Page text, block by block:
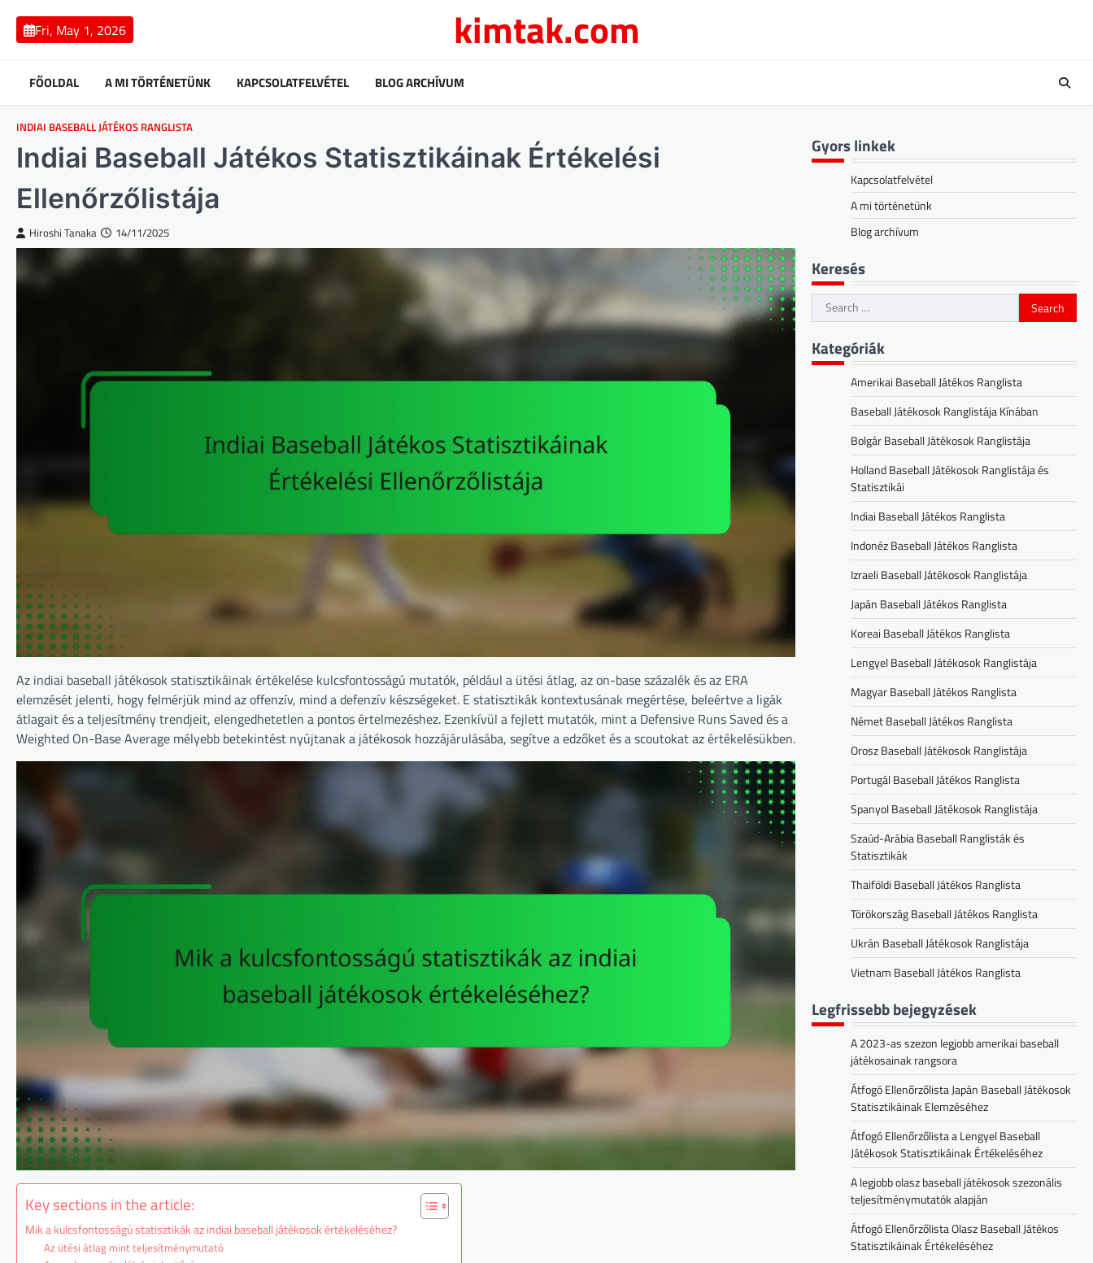
content
Fri, May 1, 2026 kimtak.com
FŐOLDAL A MI TÖRTÉNETÜNK KAPCSOLATFELVÉTEL BLOG ARCHÍVUM
INDIAI BASEBALL JÁTÉKOS RANGLISTA
Indiai Baseball Játékos Statisztikáinak Értékelési
Ellenőrzőlistája
Hiroshi Tanaka 14/11/2025
Az indiai baseball játékosok statisztikáinak értékelése kulcsfontosságú mutatók, például a ütési átlag, az on-base százalék és az ERA
elemzését jelenti, hogy felmérjük mind az offenzív, mind a defenzív készségeket. E statisztikák kontextusának megértése, beleértve a ligák
átlagait és a teljesítmény trendjeit, elengedhetetlen a pontos értelmezéshez. Ezenkívül a fejlett mutatók, mint a Defensive Runs Saved és a
Weighted On-Base Average mélyebb betekintést nyújtanak a játékosok hozzájárulásába, segítve a edzőket és a scoutokat az értékelésükben.
Key sections in the article:
Mik a kulcsfontosságú statisztikák az indiai baseball játékosok értékeléséhez?
Az ütési átlag mint teljesítménymutató
Gyors linkek
Kapcsolatfelvétel
A mi történetünk
Blog archívum
Keresés
Search
for:
Kategóriák
Amerikai Baseball Játékos Ranglista
Baseball Játékosok Ranglistája Kínában
Bolgár Baseball Játékosok Ranglistája
Holland Baseball Játékosok Ranglistája és
Statisztikái
Indiai Baseball Játékos Ranglista
Indonéz Baseball Játékos Ranglista
Izraeli Baseball Játékosok Ranglistája
Japán Baseball Játékos Ranglista
Koreai Baseball Játékos Ranglista
Lengyel Baseball Játékosok Ranglistája
Magyar Baseball Játékos Ranglista
Német Baseball Játékos Ranglista
Orosz Baseball Játékosok Ranglistája
Portugál Baseball Játékos Ranglista
Spanyol Baseball Játékosok Ranglistája
Szaúd-Arábia Baseball Ranglisták és
Statisztikák
Thaiföldi Baseball Játékos Ranglista
Törökország Baseball Játékos Ranglista
Ukrán Baseball Játékosok Ranglistája
Vietnam Baseball Játékos Ranglista
Legfrissebb bejegyzések
A 2023-as szezon legjobb amerikai baseball
játékosainak rangsora
Átfogó Ellenőrzőlista Japán Baseball Játékosok
Statisztikáinak Elemzéséhez
Átfogó Ellenőrzőlista a Lengyel Baseball
Játékosok Statisztikáinak Értékeléséhez
A legjobb olasz baseball játékosok szezonális
teljesítménymutatók alapján
Átfogó Ellenőrzőlista Olasz Baseball Játékos
Statisztikáinak Értékeléséhez